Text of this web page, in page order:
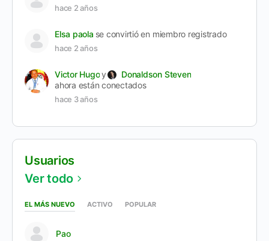
hace 2 años
Elsa paola se convirtió en miembro registrado
hace 2 años
Victor Hugoy
Donaldson Steven
ahora están conectados
hace 3 años
Usuarios
Ver todo
EL MÁS NUEVO ACTIVO POPULAR
Pao